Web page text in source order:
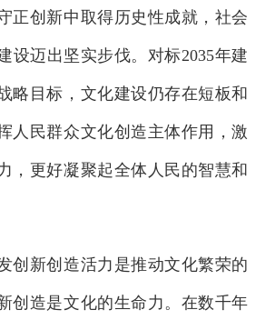
正创新中取得历史性成就，社会
设迈出坚实步伐。对标2035年建
略目标，文化建设仍存在短板和
人民群众文化创造主体作用，激
，更好凝聚起全体人民的智慧和
新创造活力是推动文化繁荣的
创造是文化的生命力。在数千年